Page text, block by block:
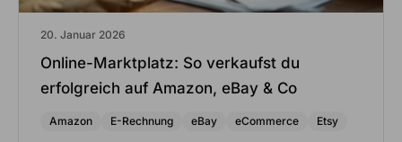
20. Januar 2026
Online-Marktplatz: So verkaufst du
erfolgreich auf Amazon, eBay & Co
Amazon E-Rechnung eBay eCommerce Etsy